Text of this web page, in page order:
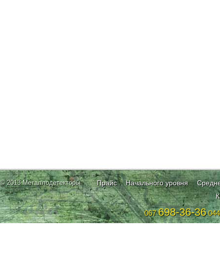
© 2013 Металлодетекторы Прайс Начального уровня
067698-36-36